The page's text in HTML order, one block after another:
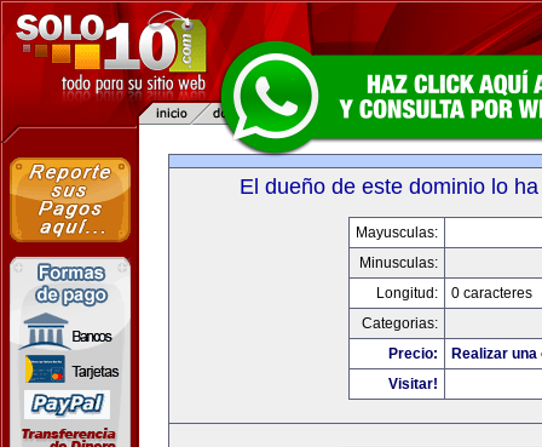
El dueño de este dominio lo
Mayusculas:
Minusculas:
Longitud:
0 caracteres
Categorias:
Precio:
Realizar
Visitar!